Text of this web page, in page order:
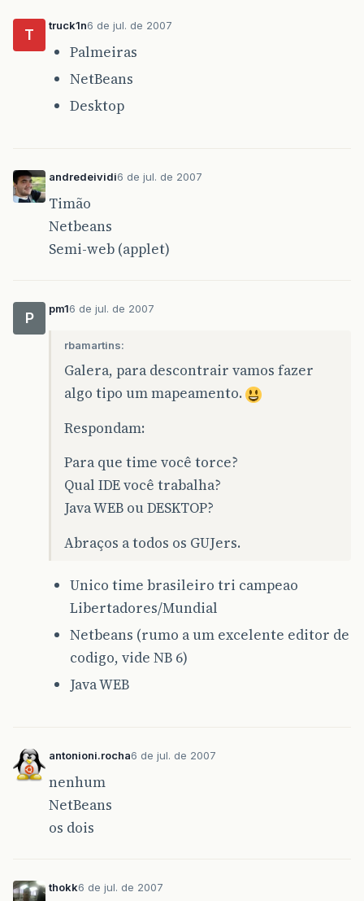
T
truck1n6 de jul. de 2007
Palmeiras
NetBeans
Desktop
andredeividi6 de jul. de 2007
Timão
Netbeans
Semi-web (applet)
P
pm16 de jul. de 2007
rbamartins:
Galera, para descontrair vamos fazer
algo tipo um mapeamento.
Respondam:
Para que time você torce?
Qual IDE você trabalha?
Java WEB ou DESKTOP?
Abraços a todos os GUJers.
Unico time brasileiro tri campeao
Libertadores/Mundial
Netbeans (rumo a um excelente editor de
codigo, vide NB 6)
Java WEB
antonioni.rocha6 de jul. de 2007
nenhum
NetBeans
os dois
thokk6 de jul. de 2007